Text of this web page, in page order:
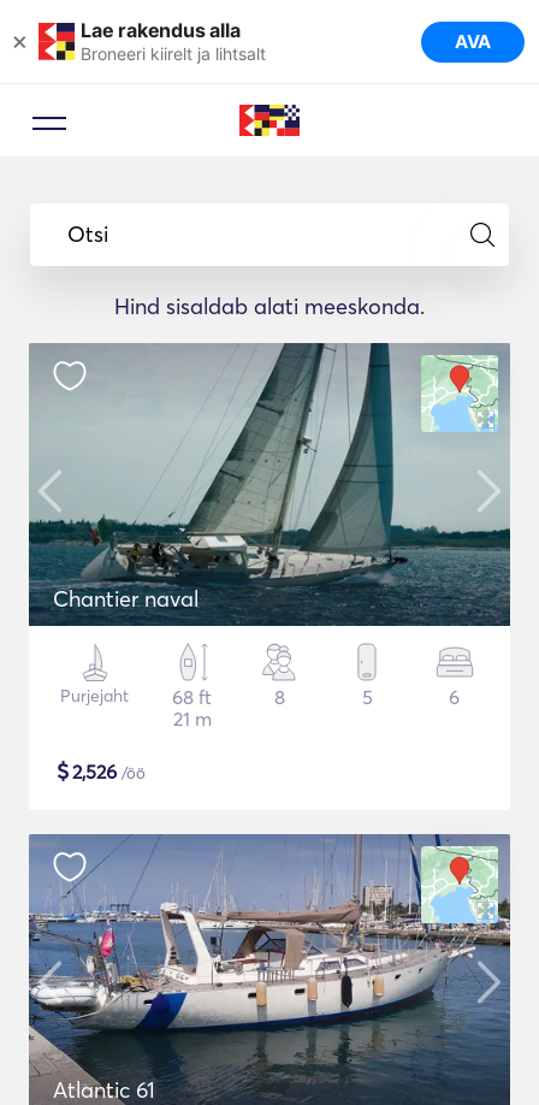
× Lae rakendus alla
Broneeri kiirelt ja lihtsalt AVA
Otsi
Hind sisaldab alati meeskonda.
Chantier naval
Purjejaht
68 ft
21 m
8 5 6
$2,526 /öö
Atlantic 61